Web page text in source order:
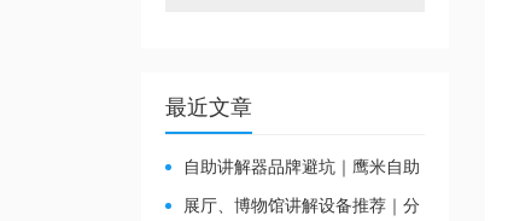
最近文章
自助讲解器品牌避坑｜鹰米自助
讲解器，实测好用不踩雷
展厅、博物馆讲解设备推荐｜分